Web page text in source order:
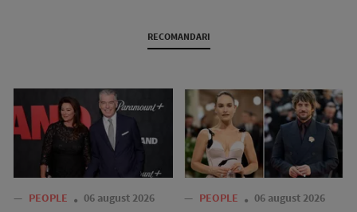
RECOMANDARI
— PEOPLE 06 august 2026 — PEOPLE 06 august 2026